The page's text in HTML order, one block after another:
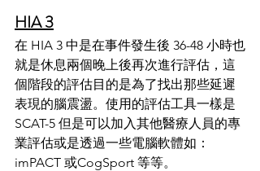
HIA 3
在 HIA 3 中是在事件發生後 36-48 小時也
就是休息兩個晚上後再次進行評估，這
個階段的評估目的是為了找出那些延遲
表現的腦震盪。使用的評估工具一樣是
SCAT-5 但是可以加入其他醫療人員的專
業評估或是透過一些電腦軟體如：
imPACT 或CogSport 等等。